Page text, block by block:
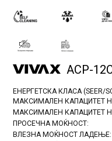
ACP-
ЕНЕРГЕТСКА КЛАСА (SEER/
МАКСИМАЛЕН КАПАЦИТЕТ
МАКСИМАЛЕН КАПАЦИТЕТ
ПРОСЕЧНА МОЌНОСТ:
ВЛЕЗНА МОЌНОСТ ЛАДЕЊЕ: